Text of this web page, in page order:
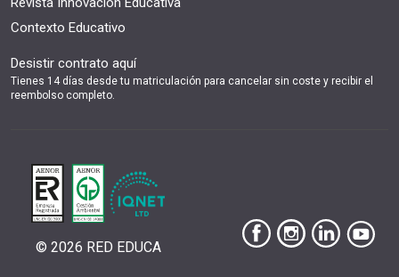
Contexto Educativo
Desistir contrato aquí
Tienes 14 días desde tu matriculación para cancelar sin coste y recibir el
reembolso completo.
© 2026 RED EDUCA